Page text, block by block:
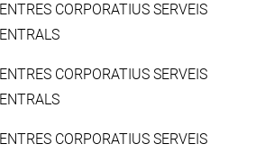
CORPORATIUS SERVEIS
CORPORATIUS SERVEIS
CORPORATIUS SERVEIS